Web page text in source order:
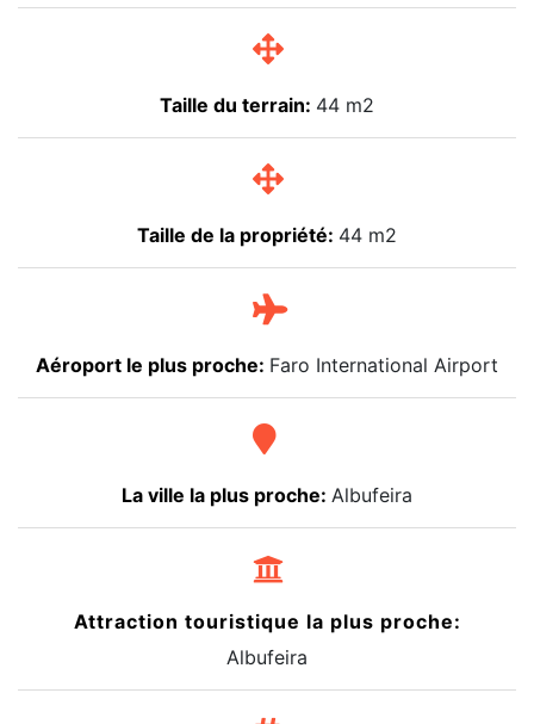
Taille du terrain: 44 m2
Taille de la propriété: 44 m2
Aéroport le plus proche: Faro International Airport
La ville la plus proche: Albufeira
Attraction touristique la plus proche:
Albufeira